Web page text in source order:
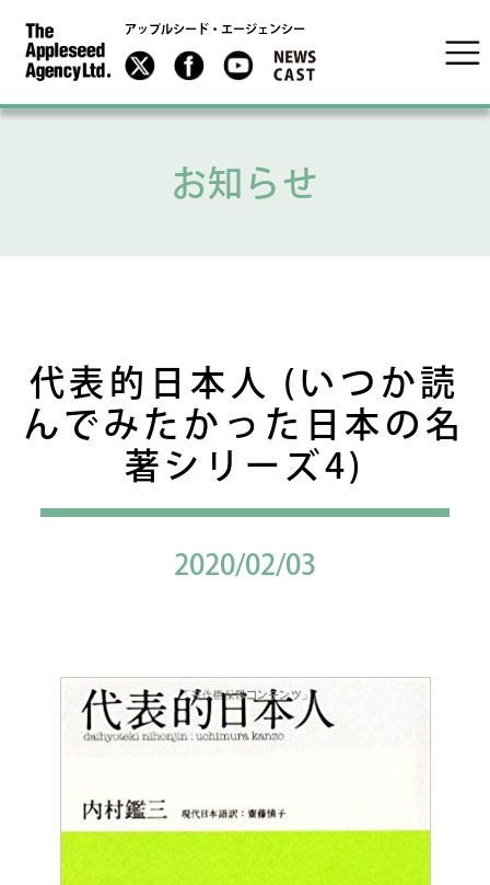
アップルシード・エージェンシー
お知らせ
代表的日本人 (いつか読
んでみたかった日本の名
著シリーズ4)
2020/02/03